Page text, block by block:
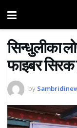
सिन्धुलीका
फाइबर सिरक
by